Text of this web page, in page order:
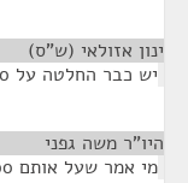
ינון אזולאי (ש"ס)
יש כבר החלטה על 2,500 האלה?
היו"ר משה גפני
מי אמר שעל אותם 2,500 עובדים יחול ההיטל?